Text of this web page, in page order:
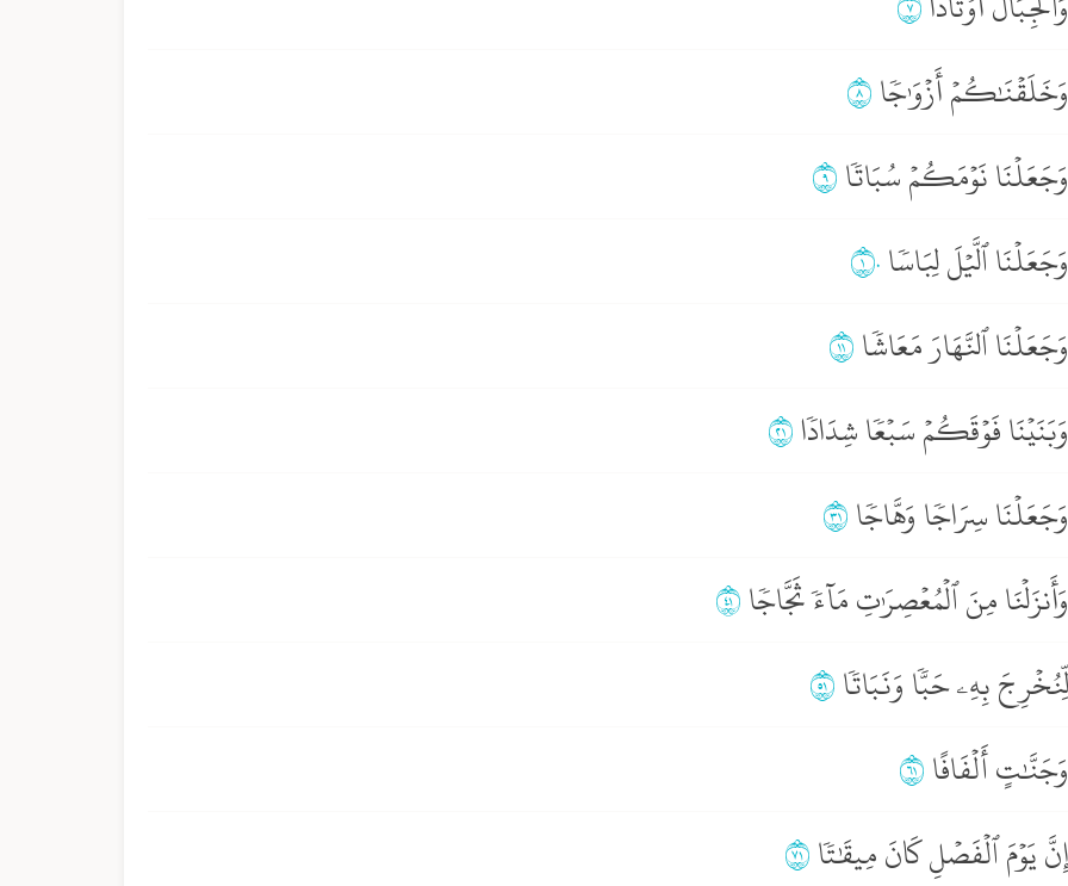
وَخَلَقۡنَٰكُمۡ أَزۡوَٰجٗا٨
وَجَعَلۡنَا نَوۡمَكُمۡ سُبَاتٗا٩
وَجَعَلۡنَا ٱلَّيۡلَ لِبَاسٗا١٠
وَجَعَلۡنَا ٱلنَّهَارَ مَعَاشٗا١١
وَبَنَيۡنَا فَوۡقَكُمۡ سَبۡعٗا شِدَادٗا١٢
وَجَعَلۡنَا سِرَاجٗا وَهَّاجٗا١٣
وَأَنزَلۡنَا مِنَ ٱلۡمُعۡصِرَٰتِ مَآءٗ ثَجَّاجٗا١٤
لِّنُخۡرِجَ بِهِۦ حَبّٗا وَنَبَاتٗا١٥
وَجَنَّٰتٍ أَلۡفَافًا١٦
يَوۡمَ ٱلۡفَصۡلِ كَانَ مِيقَٰتٗا١٧